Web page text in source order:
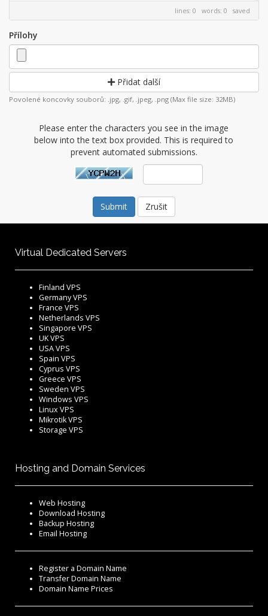
lines: 0 words: 0 saved
Přílohy
Přidat další
Povolené koncovky souborů: .jpg, .gif, .jpeg, .png (Max file size: 32MB)
Please enter the characters you see in the image
below into the text box provided. This is required to
prevent automated submissions.
Zrušit
Virtual Dedicated Servers
Finland VPS
Germany VPS
France VPS
Netherlands VPS
Singapore VPS
UK VPS
USA VPS
Spain VPS
Cyprus VPS
Greece VPS
Sweden VPS
Windows VPS
Linux VPS
Mikrotik VPS
Storage VPS
Hosting and Domain Services
Web Hosting
Download Hosting
Backup Hosting
Email Hosting
Register a Domain Name
Transfer Domain Name
Domain Name Prices